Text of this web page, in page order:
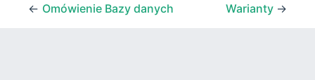
← Omówienie Bazy danych Warianty →